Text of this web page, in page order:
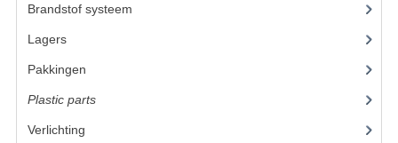
Brandstof systeem
Lagers(12)
Pakkingen
Plastic parts(22)
Verlichting